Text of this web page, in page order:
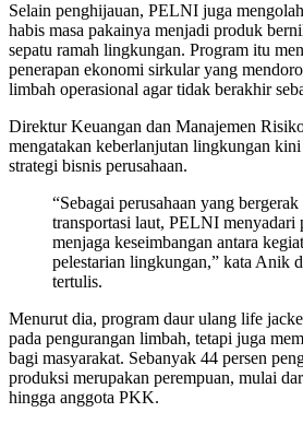
Selain penghijauan, PELNI juga
habis masa pakainya menjadi produk
sepatu ramah lingkungan. Program itu
penerapan ekonomi sirkular yang
limbah operasional agar tidak berakhir
Direktur Keuangan dan Manajemen
mengatakan keberlanjutan lingkungan
strategi bisnis perusahaan.
“Sebagai perusahaan yang
transportasi laut, PELNI menyadari
menjaga keseimbangan antara
pelestarian lingkungan,” kata Anik
tertulis.
Menurut dia, program daur ulang life
pada pengurangan limbah, tetapi juga
bagi masyarakat. Sebanyak 44 persen
produksi merupakan perempuan, mulai
hingga anggota PKK.